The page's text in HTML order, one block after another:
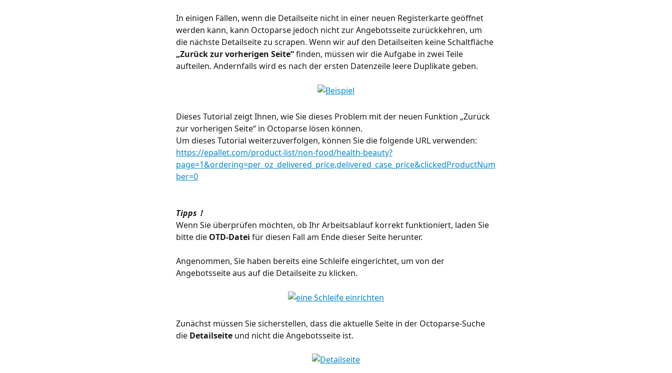
In einigen Fällen, wenn die Detailseite nicht in einer neuen Registerkarte geöffnet
werden kann, kann Octoparse jedoch nicht zur Angebotsseite zurückkehren, um
die nächste Detailseite zu scrapen. Wenn wir auf den Detailseiten keine Schaltfläche
„Zurück zur vorherigen Seite“ finden, müssen wir die Aufgabe in zwei Teile
aufteilen. Andernfalls wird es nach der ersten Datenzeile leere Duplikate geben.
Dieses Tutorial zeigt Ihnen, wie Sie dieses Problem mit der neuen Funktion „Zurück
zur vorherigen Seite“ in Octoparse lösen können.
Um dieses Tutorial weiterzuverfolgen, können Sie die folgende URL verwenden:
https://epallet.com/product-list/non-food/health-beauty?
page=1&ordering=per_oz_delivered_price,delivered_case_price&clickedProductNum
ber=0
Tipps！
Wenn Sie überprüfen möchten, ob Ihr Arbeitsablauf korrekt funktioniert, laden Sie
bitte die OTD-Datei für diesen Fall am Ende dieser Seite herunter.
Angenommen, Sie haben bereits eine Schleife eingerichtet, um von der
Angebotsseite aus auf die Detailseite zu klicken.
Zunächst müssen Sie sicherstellen, dass die aktuelle Seite in der Octoparse-Suche
die Detailseite und nicht die Angebotsseite ist.